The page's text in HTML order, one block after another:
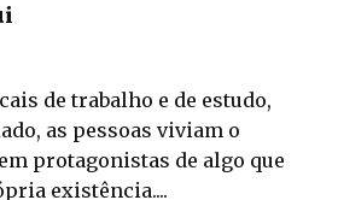
de trabalho e de estudo,
as pessoas viviam o
protagonistas de algo que
existência....